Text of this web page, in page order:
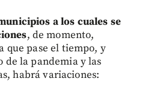
a los cuales se
, de momento,
que pase el tiempo, y
de la pandemia y las
habrá variaciones: